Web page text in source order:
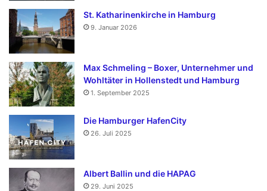
St. Katharinenkirche in Hamburg
9. Januar 2026
Max Schmeling – Boxer, Unternehmer und
Wohltäter in Hollenstedt und Hamburg
1. September 2025
Die Hamburger HafenCity
26. Juli 2025
Albert Ballin und die HAPAG
29. Juni 2025